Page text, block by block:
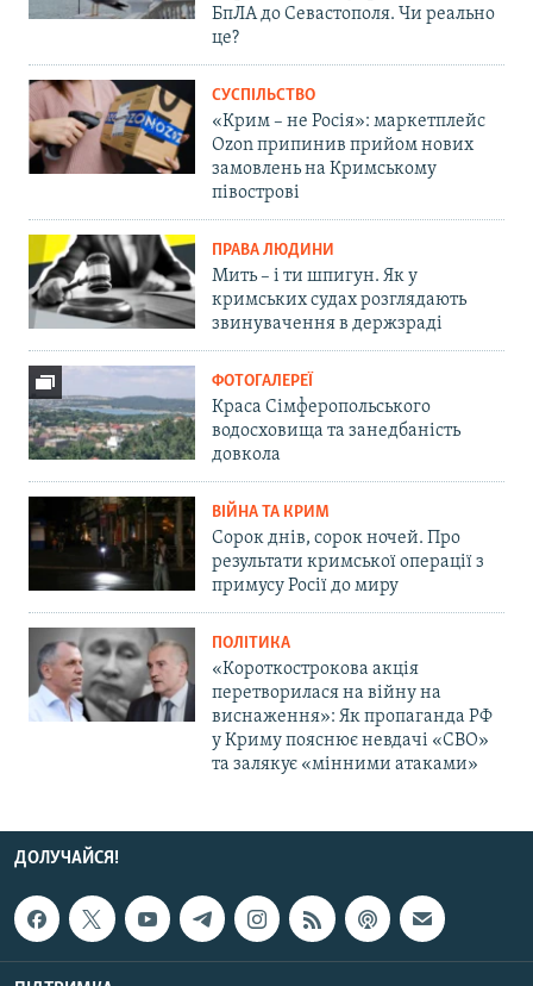
БпЛА до Севастополя. Чи реально
це?
СУСПІЛЬСТВО
«Крим – не Росія»: маркетплейс
Ozon припинив прийом нових
замовлень на Кримському
півострові
ПРАВА ЛЮДИНИ
Мить – і ти шпигун. Як у
кримських судах розглядають
звинувачення в держзраді
ФОТОГАЛЕРЕЇ
Краса Сімферопольського
водосховища та занедбаність
довкола
ВІЙНА ТА КРИМ
Сорок днів, сорок ночей. Про
результати кримської операції з
примусу Росії до миру
ПОЛІТИКА
«Короткострокова акція
перетворилася на війну на
виснаження»: Як пропаганда РФ
у Криму пояснює невдачі «СВО»
та залякує «мінними атаками»
ДОЛУЧАЙСЯ!